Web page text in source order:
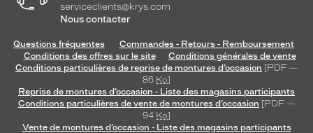
serviceclients@krys.com
Nous contacter
Questions fréquentes
Commandes - Retours - Remboursement
Conditions des offres sur le site
Conditions générales de vente
Conditions particulières de reprise de montures d’occasion [PDF —
86 Ko]
Reprise de montures d’occasion - Liste des magasins participants
Conditions particulières de vente de montures d’occasion [PDF —
94 Ko]
Vente de montures d’occasion - Liste des magasins participants